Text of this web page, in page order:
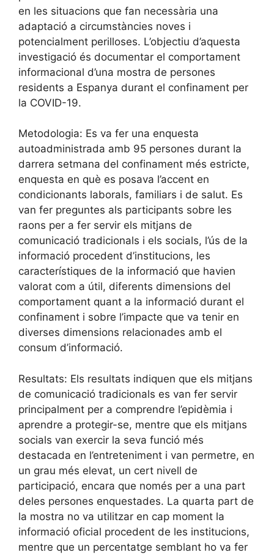
en les situacions que fan necessària una
adaptació a circumstàncies noves i
potencialment perilloses. L’objectiu d’aquesta
investigació és documentar el comportament
informacional d’una mostra de persones
residents a Espanya durant el confinament per
la COVID-19.
Metodologia: Es va fer una enquesta
autoadministrada amb 95 persones durant la
darrera setmana del confinament més estricte,
enquesta en què es posava l’accent en
condicionants laborals, familiars i de salut. Es
van fer preguntes als participants sobre les
raons per a fer servir els mitjans de
comunicació tradicionals i els socials, l’ús de la
informació procedent d’institucions, les
característiques de la informació que havien
valorat com a útil, diferents dimensions del
comportament quant a la informació durant el
confinament i sobre l’impacte que va tenir en
diverses dimensions relacionades amb el
consum d’informació.
Resultats: Els resultats indiquen que els mitjans
de comunicació tradicionals es van fer servir
principalment per a comprendre l’epidèmia i
aprendre a protegir-se, mentre que els mitjans
socials van exercir la seva funció més
destacada en l’entreteniment i van permetre, en
un grau més elevat, un cert nivell de
participació, encara que només per a una part
deles persones enquestades. La quarta part de
la mostra no va utilitzar en cap moment la
informació oficial procedent de les institucions,
mentre que un percentatge semblant ho va fer